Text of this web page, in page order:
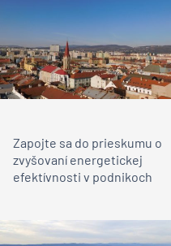
Zapojte sa do prieskumu o
zvyšovaní energetickej
efektívnosti v podnikoch